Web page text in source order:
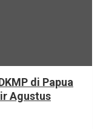
di Papua
Agustus